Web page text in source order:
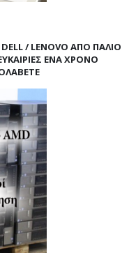
/ LENOVO ΑΠΟ ΠΑΛΙΌ
ΕΥΚΑΙΡΊΕΣ ΈΝΑ ΧΡΌΝΟ